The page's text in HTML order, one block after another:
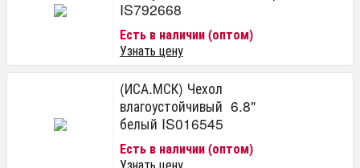
IS792668
Есть в наличии (оптом)
Узнать цену
(ИСА.МСК) Чехол
влагоустойчивый 6.8"
белый IS016545
Есть в наличии (оптом)